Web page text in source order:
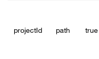
projectId path true